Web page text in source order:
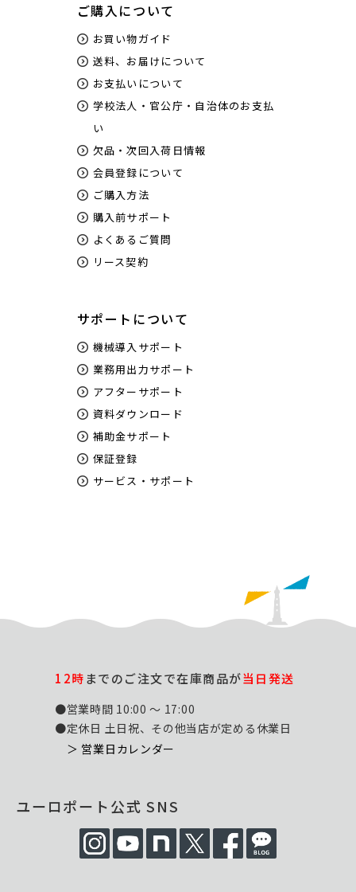
ご購入について
お買い物ガイド
送料、お届けについて
お支払いについて
学校法人・官公庁・自治体のお支払
い
欠品・次回入荷日情報
会員登録について
ご購入方法
購入前サポート
よくあるご質問
リース契約
サポートについて
機械導入サポート
業務用出力サポート
アフターサポート
資料ダウンロード
補助金サポート
保証登録
サービス・サポート
12時までのご注文で在庫商品が当日発送
●営業時間 10:00 ～ 17:00
●定休日 土日祝、その他当店が定める休業日
＞ 営業日カレンダー
ユーロポート公式 SNS